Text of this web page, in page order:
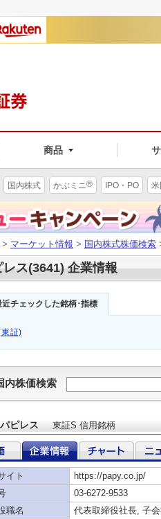
商品
国内株式 かぶミニ® IPO・PO
> マーケット情報 > 国内株式株価検索
レス(3641) 企業情報
近チェックした銘柄･指標
証)